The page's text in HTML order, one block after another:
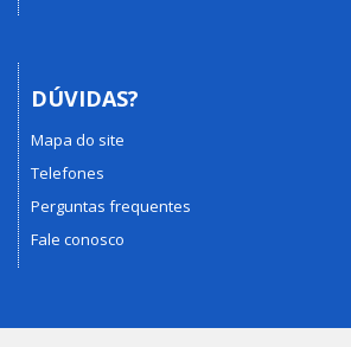
DÚVIDAS?
Mapa do site
Telefones
Perguntas frequentes
Fale conosco